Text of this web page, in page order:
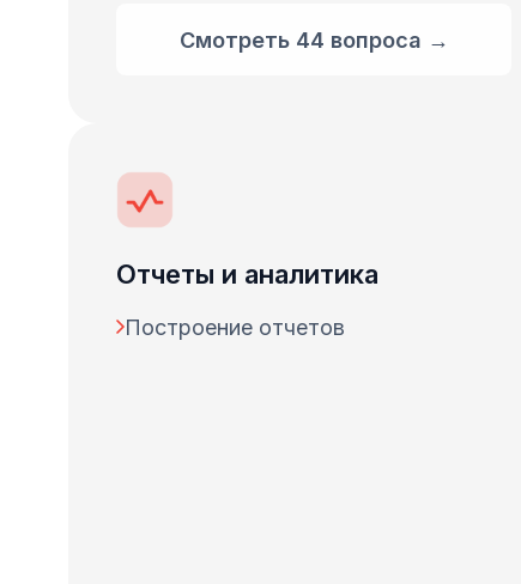
Смотреть 44 вопроса →
Отчеты и аналитика
Построение отчетов